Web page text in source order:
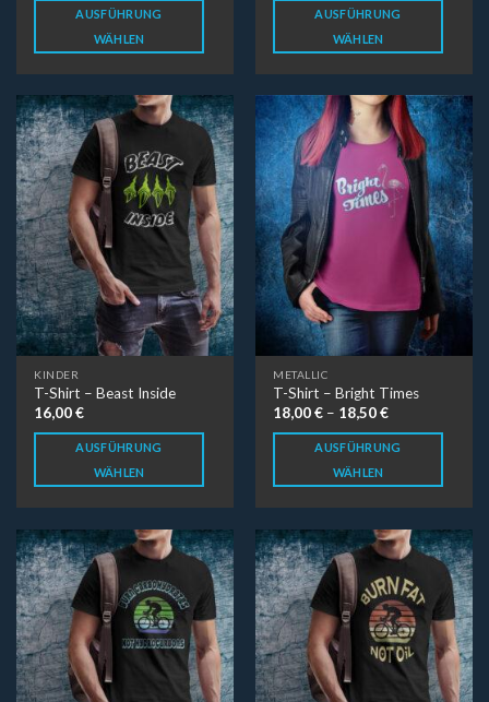
AUSFÜHRUNG
WÄHLEN
AUSFÜHRUNG
WÄHLEN
KINDER
T-Shirt – Beast Inside
16,00€
AUSFÜHRUNG
WÄHLEN
METALLIC
T-Shirt – Bright Times
18,00€ – 18,50€
AUSFÜHRUNG
WÄHLEN